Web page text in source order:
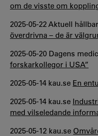
om de visste om
2025-05-22 Aktuell
överdrivna – de är
2025-05-20 Dagens
forskarkollegor i USA”
2025-05-14 kau.se En
2025-05-14 kau.se
med vilseledande
2025-05-12 kau.se